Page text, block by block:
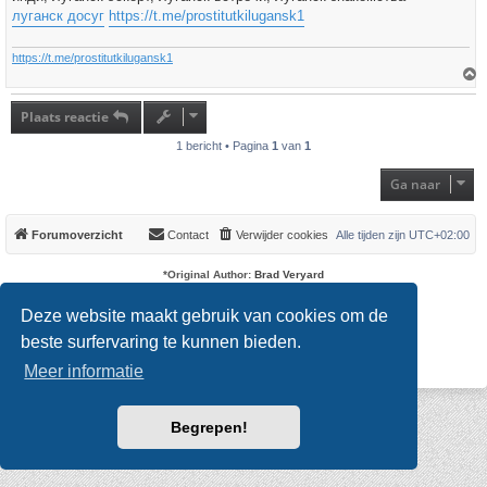
Deze website maakt gebruik van cookies om de
beste surfervaring te kunnen bieden.
Meer informatie
Begrepen!
t
луганск досуг https://t.me/prostitutkilugansk1
https://t.me/prostitutkilugansk1
Plaats reactie
1 bericht • Pagina 1 van 1
Ga naar
Forumoverzicht Alle tijden zijn UTC+02:00
Verwijder cookies
Contact
*Original Author: Brad Veryard
Powered byphpBB® Forum Software © phpBB Limited
Nederlandse vertaling door phpBB.nl